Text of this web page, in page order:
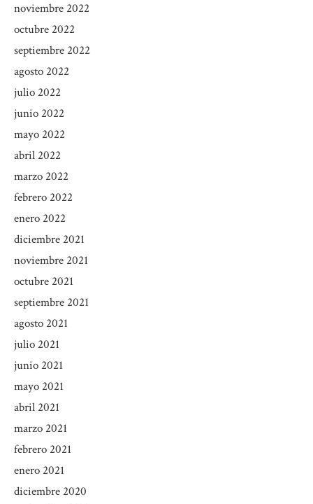
noviembre 2022
octubre 2022
septiembre 2022
agosto 2022
julio 2022
junio 2022
mayo 2022
abril 2022
marzo 2022
febrero 2022
enero 2022
diciembre 2021
noviembre 2021
octubre 2021
septiembre 2021
agosto 2021
julio 2021
junio 2021
mayo 2021
abril 2021
marzo 2021
febrero 2021
enero 2021
diciembre 2020